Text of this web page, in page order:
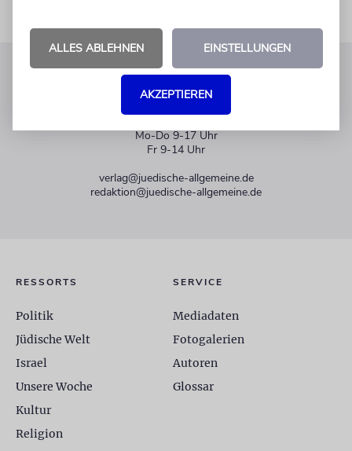
KUNDENSERVICE
Mo-Do 9-17 Uhr
Fr 9-14 Uhr
verlag@juedische-allgemeine.de
redaktion@juedische-allgemeine.de
RESSORTS
Politik
Jüdische Welt
Israel
Unsere Woche
Kultur
Religion
SERVICE
Mediadaten
Fotogalerien
Autoren
Glossar
ALLES ABLEHNEN EINSTELLUNGEN
AKZEPTIEREN